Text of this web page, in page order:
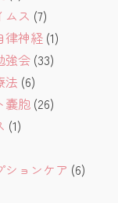
ムス (7)
律神経(1)
強会(33)
法 (6)
嚢胞(26)
(1)
ションケア (6)